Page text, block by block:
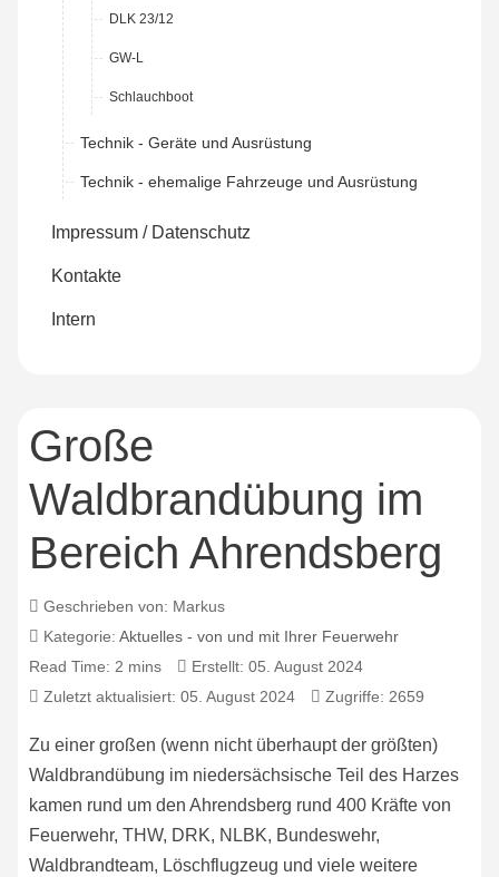
DLK 23/12
GW-L
Schlauchboot
Technik - Geräte und Ausrüstung
Technik - ehemalige Fahrzeuge und Ausrüstung
Impressum / Datenschutz
Kontakte
Intern
Große
Waldbrandübung im
Bereich Ahrendsberg
Geschrieben von: Markus
Kategorie:Aktuelles - von und mit Ihrer Feuerwehr
Read Time: 2 mins
Erstellt: 05. August 2024
Zuletzt aktualisiert: 05. August 2024
Zugriffe: 2659
Zu einer großen (wenn nicht überhaupt der größten)
Waldbrandübung im niedersächsische Teil des Harzes
kamen rund um den Ahrendsberg rund 400 Kräfte von
Feuerwehr, THW, DRK, NLBK, Bundeswehr,
Waldbrandteam, Löschflugzeug und viele weitere